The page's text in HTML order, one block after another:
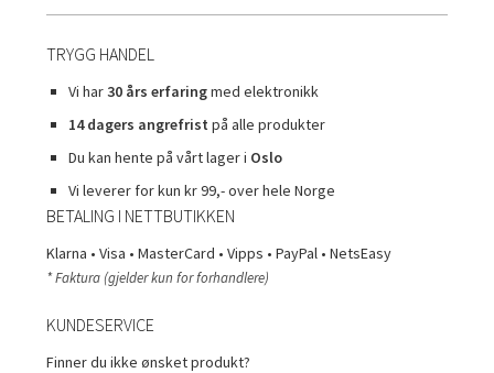
TRYGG HANDEL
Vi har30 års erfaringmed elektronikk
14 dagers angrefrist på alle produkter
Du kan hente på vårt lager i Oslo
Vi leverer for kun kr 99,- over hele Norge
BETALING I NETTBUTIKKEN
Klarna • Visa • MasterCard • Vipps • PayPal • NetsEasy
* Faktura (gjelder kun for forhandlere)
KUNDESERVICE
Finner du ikke ønsket produkt?